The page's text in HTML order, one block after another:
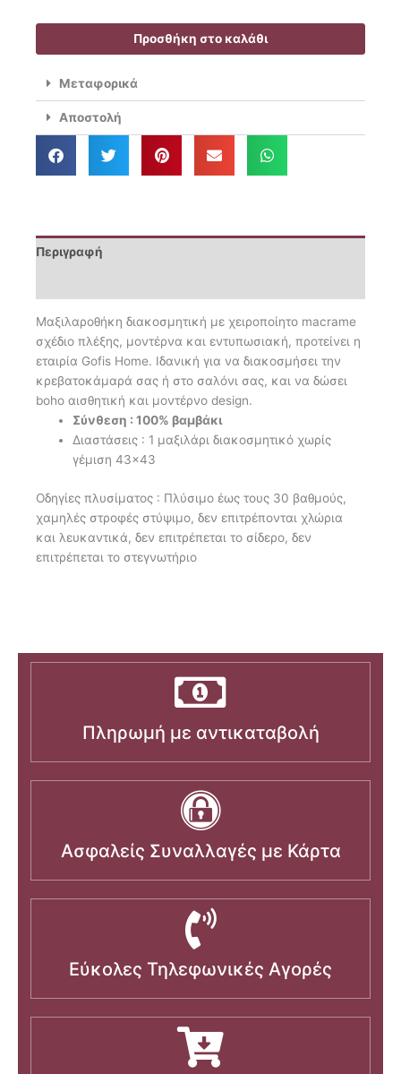
18.90€.
Διακοσμητική
Noelani
ποσότητα
Προσθήκη στο καλάθι
Μεταφορικά
Αποστολή
Περιγραφή
Μαξιλαροθήκη διακοσμητική με χειροποίητο macrame
σχέδιο πλέξης, μοντέρνα και εντυπωσιακή, προτείνει η
εταιρία Gofis Ηome. Ιδανική για να διακοσμήσει την
κρεβατοκάμαρά σας ή στο σαλόνι σας, και να δώσει
boho αισθητική και μοντέρνο design.
Σύνθεση : 100% βαμβάκι
Διαστάσεις : 1 μαξιλάρι διακοσμητικό χωρίς
γέμιση 43×43
Οδηγίες πλυσίματος : Πλύσιμο έως τους 30 βαθμούς,
χαμηλές στροφές στύψιμο, δεν επιτρέπονται χλώρια
και λευκαντικά, δεν επιτρέπεται το σίδερο, δεν
επιτρέπεται το στεγνωτήριο
Πληρωμή με αντικαταβολή
Ασφαλείς Συναλλαγές με Κάρτα
Εύκολες Τηλεφωνικές Αγορές